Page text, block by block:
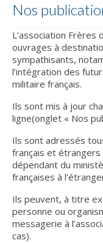
Nos
Nous
Liens et
Lettres d’info
S’INSCRIRE
INFO n°20
Nos
L’association
ouvrages à
sympathisants,
l’intégration des
militaire français.
Ils sont mis à jour
ligne(onglet « Nos
Ils sont adressés
français et étrangers
dépendant du
françaises à
Ils peuvent, à titre
personne ou
messagerie à
cas).